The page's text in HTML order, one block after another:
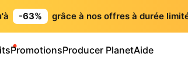
-63% grâce à nos offres à durée
PromotionsProducer PlanetAide